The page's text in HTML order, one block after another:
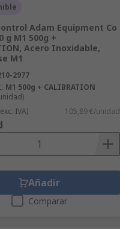
Adam Equipment Co
g M1 500g +
Acero Inoxidable,
M1
2977
M1 500g + CALIBRATION
IVA) 105,89 €/unidad
Añadir
Comparar